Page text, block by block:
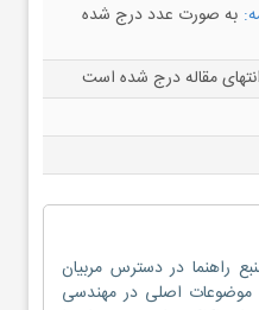
به صورت عدد درج شده
مقاله درج شده است
راهنما در دسترس مربیان
اصلی در مهندسی